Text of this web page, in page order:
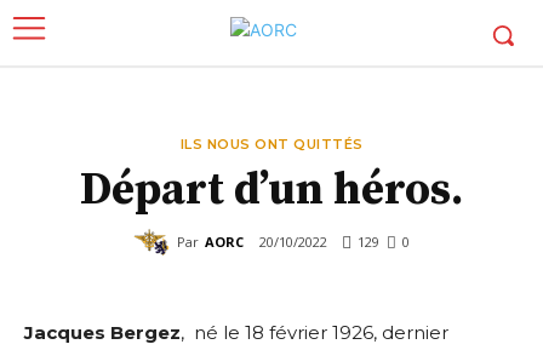
ILS NOUS ONT QUITTÉS
Départ d’un héros.
Par AORC 20/10/2022 129 0
Jacques Bergez, né le 18 février 1926, dernier